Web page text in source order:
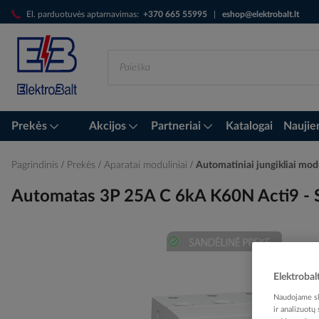
El. parduotuvės aptarnavimas: +370 665 55995 eshop@elektrobalt.lt
Skip
to
Content
Prekės Akcijos Partneriai Katalogai
Pagrindinis Prekės Aparatai moduliniai Automatiniai jungikliai
Automatas 3P 25A C 6kA K60N Acti9 -
Naudojame
ir analizuotų